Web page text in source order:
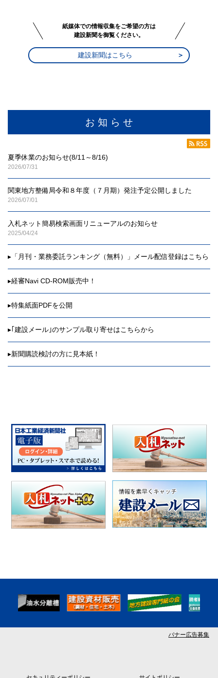
お 知 ら せ
夏季休業のお知らせ(8/11～8/16)
2026/07/31
関東地方整備局令和８年度（７月期）発注予定公開しました
2026/07/01
入札ネット簡易検索画面リニューアルのお知らせ
2025/04/24
▸ 「月刊・業務委託ランキング（無料）」メール配信登録はこちら
▸経審Navi CD-ROM販売中！
▸特集紙面PDFを公開
▸｢建設メール｣のサンプル取り寄せはこちらから
▸新聞購読検討の方に見本紙！
紙媒体での情報収集をご希望の方は
建設新聞を御覧ください。
建設新聞はこちら
バナー広告募集